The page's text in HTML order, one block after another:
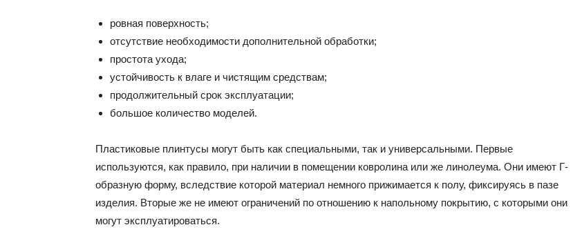
ровная поверхность;
отсутствие необходимости дополнительной обработки;
простота ухода;
устойчивость к влаге и чистящим средствам;
продолжительный срок эксплуатации;
большое количество моделей.
Пластиковые плинтусы могут быть как специальными, так и универсальными. Первые
используются, как правило, при наличии в помещении ковролина или же линолеума. Они имеют Г-
образную форму, вследствие которой материал немного прижимается к полу, фиксируясь в пазе
изделия. Вторые же не имеют ограничений по отношению к напольному покрытию, с которыми они
могут эксплуатироваться.